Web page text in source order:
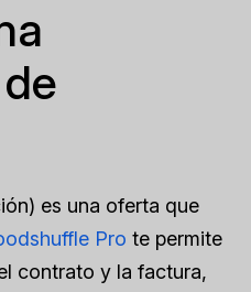
es una oferta que
Pro te permite
contrato y la factura,